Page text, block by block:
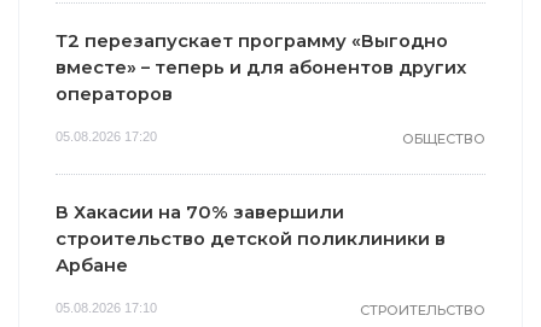
Т2 перезапускает программу «Выгодно
вместе» – теперь и для абонентов других
операторов
05.08.2026 17:20 ОБЩЕСТВО
В Хакасии на 70% завершили
строительство детской поликлиники в
Арбане
05.08.2026 17:10 СТРОИТЕЛЬСТВО